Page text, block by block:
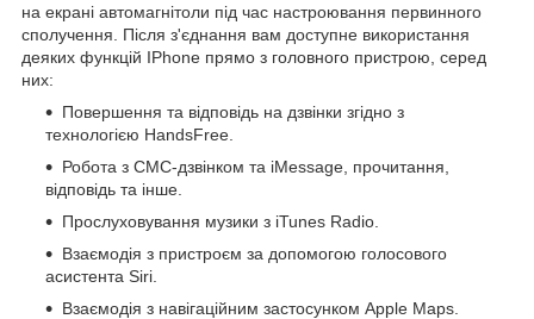
на екрані автомагнітоли під час настроювання первинного
сполучення. Після з'єднання вам доступне використання
деяких функцій IPhone прямо з головного пристрою, серед
них:
Повершення та відповідь на дзвінки згідно з
технологією HandsFree.
Робота з СМС-дзвінком та iMessage, прочитання,
відповідь та інше.
Прослуховування музики з iTunes Radio.
Взаємодія з пристроєм за допомогою голосового
асистента Siri.
Взаємодія з навігаційним застосунком Apple Maps.